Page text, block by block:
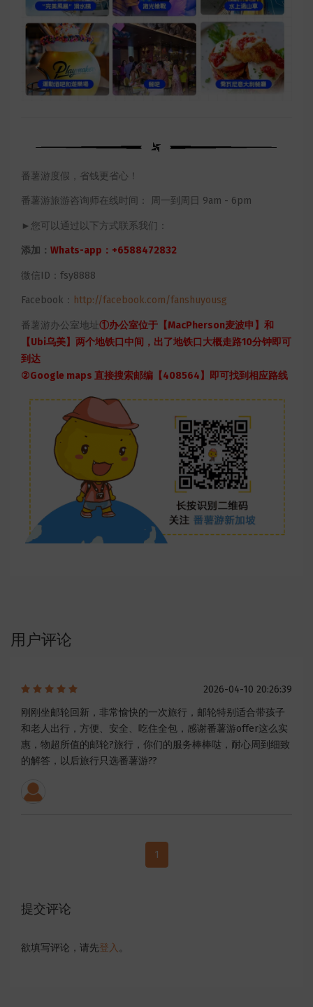
番薯游度假，省钱更省心！
番薯游旅游咨询师在线时间： 周一到周日 9am - 6pm
►您可以通过以下方式联系我们：
添加： Whats-app：+6588472832
微信ID：fsy8888
Facebook： http://facebook.com/fanshuyousg
番薯游办公室地址 ①办公室位于【MacPherson麦波申】和
【Ubi乌美】两个地铁口中间，出了地铁口大概走路10分钟即可
到达
②Google maps 直接搜索邮编【408564】即可找到相应路线
用户评论
2026-04-10 20:26:39
刚刚坐邮轮回新，非常愉快的一次旅行，邮轮特别适合带孩子
和老人出行，方便、安全、吃住全包，感谢番薯游offer这么实
惠，物超所值的邮轮?️旅行，你们的服务棒棒哒，耐心周到细致
的解答，以后旅行只选番薯游??
1
提交评论
欲填写评论，请先登入 。